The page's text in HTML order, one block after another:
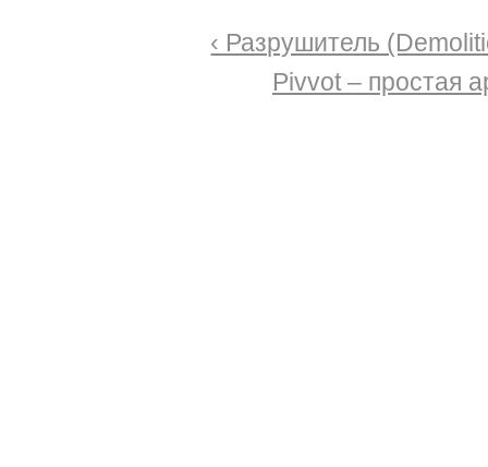
‹ Разрушитель
Pivvot – простая